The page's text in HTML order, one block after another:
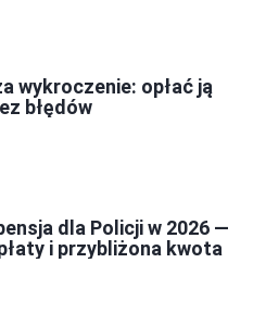
wykroczenie: opłać ją
błędów
dla Policji w 2026 —
i przybliżona kwota